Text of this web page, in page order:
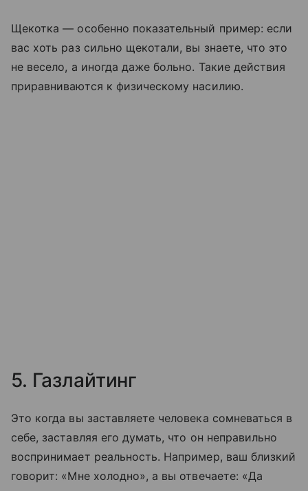
Щекотка — особенно показательный пример: если
вас хоть раз сильно щекотали, вы знаете, что это
не весело, а иногда даже больно. Такие действия
приравниваются к физическому насилию.
5. Газлайтинг
Это когда вы заставляете человека сомневаться в
себе, заставляя его думать, что он неправильно
воспринимает реальность. Например, ваш близкий
говорит: «Мне холодно», а вы отвечаете: «Да